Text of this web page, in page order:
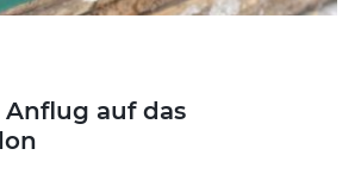
Anflug auf das